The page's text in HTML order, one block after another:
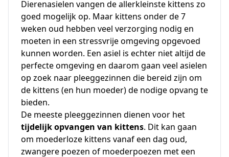
Dierenasielen vangen de allerkleinste kittens zo
goed mogelijk op. Maar kittens onder de 7
weken oud hebben veel verzorging nodig en
moeten in een stressvrije omgeving opgevoed
kunnen worden. Een asiel is echter niet altijd de
perfecte omgeving en daarom gaan veel asielen
op zoek naar pleeggezinnen die bereid zijn om
de kittens (en hun moeder) de nodige opvang te
bieden.
De meeste pleeggezinnen dienen voor het
tijdelijk opvangen van kittens. Dit kan gaan
om moederloze kittens vanaf een dag oud,
zwangere poezen of moederpoezen met een